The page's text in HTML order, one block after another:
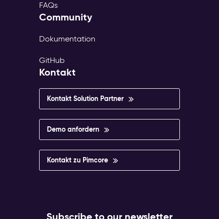
FAQs
Community
Dokumentation
GitHub
Kontakt
Kontakt Solution Partner
Demo anfordern
Kontakt zu Pimcore